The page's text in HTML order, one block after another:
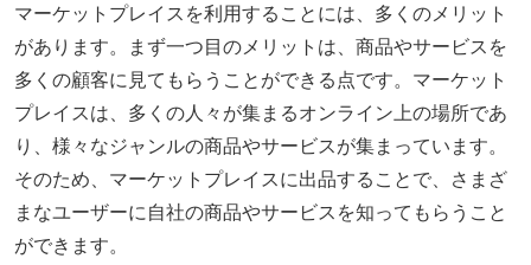
マーケットプレイスを利用することには、多くのメリット
があります。まず一つ目のメリットは、商品やサービスを
多くの顧客に見てもらうことができる点です。マーケット
プレイスは、多くの人々が集まるオンライン上の場所であ
り、様々なジャンルの商品やサービスが集まっています。
そのため、マーケットプレイスに出品することで、さまざ
まなユーザーに自社の商品やサービスを知ってもらうこと
ができます。